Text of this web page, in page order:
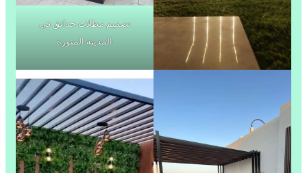
تصميم مظلات حدائق في
المدينة المنورة